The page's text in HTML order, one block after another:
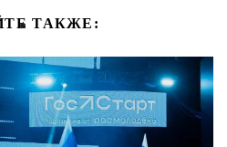
ТАКЖЕ: